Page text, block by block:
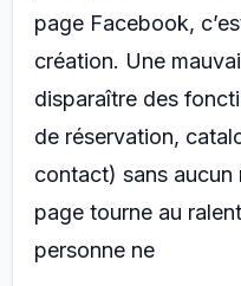
page Facebook,
création. Une
disparaître des
de réservation,
contact) sans aucun
page tourne au
personne ne